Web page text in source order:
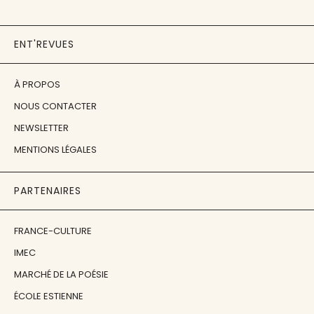
ENT'REVUES
À PROPOS
NOUS CONTACTER
NEWSLETTER
MENTIONS LÉGALES
PARTENAIRES
FRANCE-CULTURE
IMEC
MARCHÉ DE LA POÉSIE
ÉCOLE ESTIENNE